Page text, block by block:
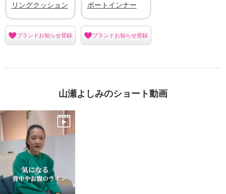
リングクッション
ブランドお知らせ登録
ポートインナー
ブランドお知らせ登録
山瀬よしみのショート動画